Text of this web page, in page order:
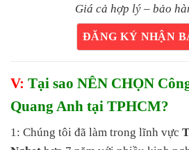
Giá cả hợp lý – bảo
ĐĂNG KÝ NHẬN
V: Tại sao NÊN CHỌN
Quang Anh tại TPHCM?
1: Chúng tôi đã làm trong lĩnh vực